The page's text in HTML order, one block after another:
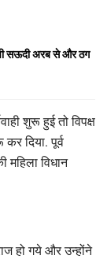
सऊदी अरब से और ठग
शुरू हुई तो विपक्ष
दिया. पूर्व
महिला विधान
हो गये और उन्होंने